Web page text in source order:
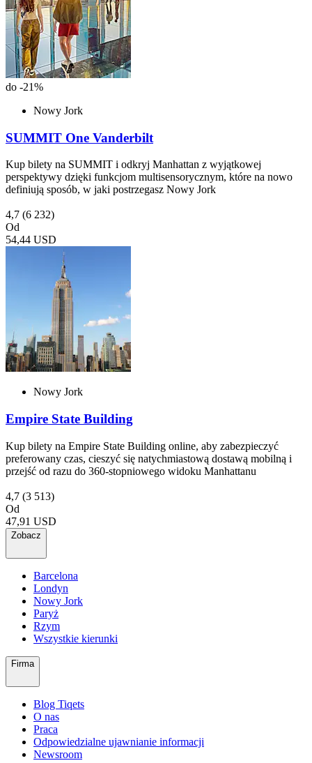
do -21%
Nowy Jork
SUMMIT One Vanderbilt
Kup bilety na SUMMIT i odkryj Manhattan z wyjątkowej
perspektywy dzięki funkcjom multisensorycznym, które na nowo
definiują sposób, w jaki postrzegasz Nowy Jork
4,7 (6 232)
Od
54,44 USD
Nowy Jork
Empire State Building
Kup bilety na Empire State Building online, aby zabezpieczyć
preferowany czas, cieszyć się natychmiastową dostawą mobilną i
przejść od razu do 360-stopniowego widoku Manhattanu
4,7 (3 513)
Od
47,91 USD
Zobacz
Barcelona
Londyn
Nowy Jork
Paryż
Rzym
Wszystkie kierunki
Firma
Blog Tiqets
O nas
Praca
Odpowiedzialne ujawnianie informacji
Newsroom